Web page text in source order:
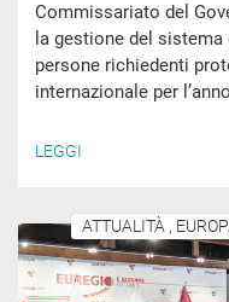
Commissariato del
la gestione del
persone richiedenti
internazionale per
LEGGI
ATTUALITÀ ,